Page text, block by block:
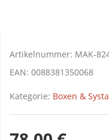
Artikelnummer: MAK-
EAN: 0088381350068
Kategorie: Boxen &